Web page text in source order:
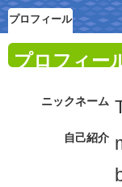
プロフィール
プロフィー
ニックネーム
自己紹介